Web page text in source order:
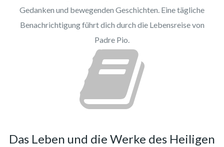
Gedanken und bewegenden Geschichten. Eine tägliche
Benachrichtigung führt dich durch die Lebensreise von
Padre Pio.
Das Leben und die Werke des Heiligen